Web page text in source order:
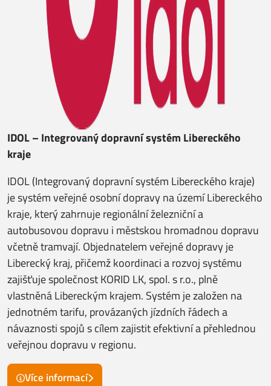
IDOL – Integrovaný dopravní systém Libereckého
kraje
IDOL (Integrovaný dopravní systém Libereckého kraje)
je systém veřejné osobní dopravy na území Libereckého
kraje, který zahrnuje regionální železniční a
autobusovou dopravu i městskou hromadnou dopravu
včetně tramvají. Objednatelem veřejné dopravy je
Liberecký kraj, přičemž koordinaci a rozvoj systému
zajišťuje společnost KORID LK, spol. s r.o., plně
vlastněná Libereckým krajem. Systém je založen na
jednotném tarifu, provázaných jízdních řádech a
návaznosti spojů s cílem zajistit efektivní a přehlednou
veřejnou dopravu v regionu.
Více informací